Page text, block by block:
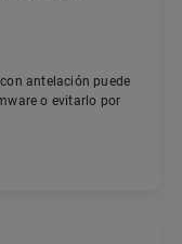
antelación puede
o evitarlo por